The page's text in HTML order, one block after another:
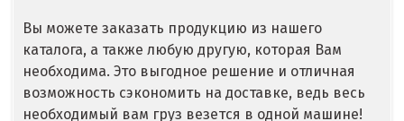
Тобольск
Тольятти
Вы можете заказать продукцию из нашего
каталога, а также любую другую, которая Вам
необходима. Это выгодное решение и отличная
возможность сэкономить на доставке, ведь весь
необходимый вам груз везется в одной машине!